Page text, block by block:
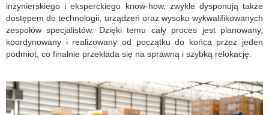
inżynierskiego i eksperckiego know-how, zwykle dysponują także
dostępem do technologii, urządzeń oraz wysoko wykwalifikowanych
zespołów specjalistów. Dzięki temu cały proces jest planowany,
koordynowany i realizowany od początku do końca przez jeden
podmiot, co finalnie przekłada się na sprawną i szybką relokację.